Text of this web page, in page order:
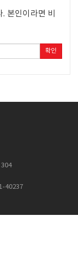
본인이라면 비
확인
304
40237